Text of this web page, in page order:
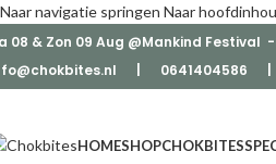
Naar navigatie springen Naar
08 & Zon 09 Aug @Mankind Festival
| 0641404586
HOMESHOPCHOKBITES